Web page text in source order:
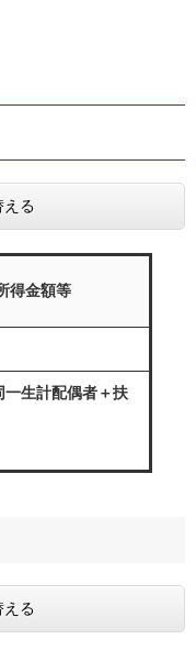
える
得金額等
生計配偶者＋扶
える